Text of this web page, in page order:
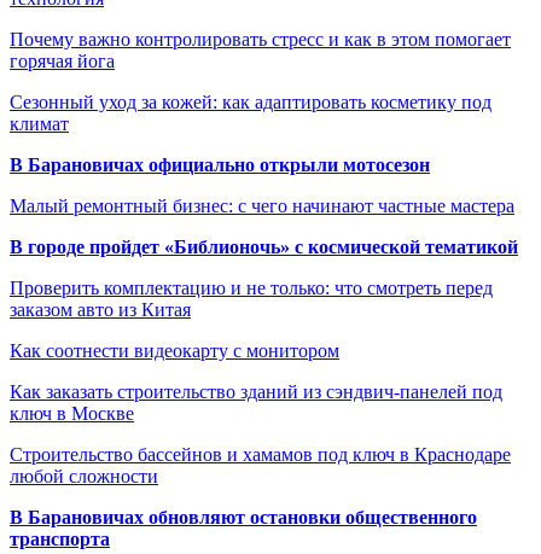
Почему важно контролировать стресс и как в этом помогает
горячая йога
Сезонный уход за кожей: как адаптировать косметику под
климат
В Барановичах официально открыли мотосезон
Малый ремонтный бизнес: с чего начинают частные мастера
В городе пройдет «Библионочь» с космической тематикой
Проверить комплектацию и не только: что смотреть перед
заказом авто из Китая
Как соотнести видеокарту с монитором
Как заказать строительство зданий из сэндвич-панелей под
ключ в Москве
Строительство бассейнов и хамамов под ключ в Краснодаре
любой сложности
В Барановичах обновляют остановки общественного
транспорта